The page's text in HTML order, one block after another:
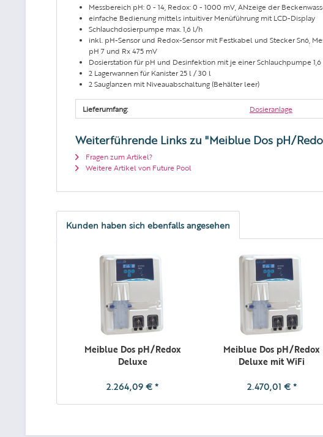
Messbereich pH: 0 - 14, Redox: 0 - 1000 mV, ANzeige der
einfache Bedienung mittels intuitiver Menüführung mit LCD-Display
Schlauchdosierpumpe max. 1,6 l/h
inkl. pH-Sensor und Redox-Sensor mit Festkabel und Stecker Sn6,
pH 7 und Rx 475 mV
Dosierstation für pH und Desinfektion mit je einer Schlauchpumpe
2 Lagerwannen für Kanister 25 l / 30 l
2 Sauglanzen mit Niveauabschaltung (Behälter leer)
Lieferumfang: Dosieranlage
Weiterführende Links zu "Meiblue Dos pH/
Fragen zum Artikel?
Weitere Artikel von Future Pool
Kunden haben sich ebenfalls angesehen
Meiblue Dos pH/Redox
Deluxe
2.264,09 € *
Meiblue Dos pH/Redox
Deluxe mit WiFi
2.470,01 € *